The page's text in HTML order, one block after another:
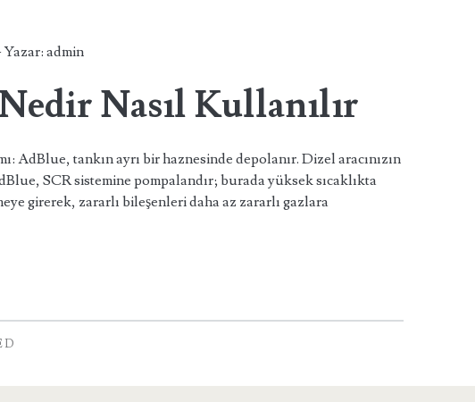
Yazar:admin
Nasıl Kullanılır
AdBlue, tankın ayrı bir haznesinde depolanır. Dizel aracınızın
SCR sistemine pompalandır; burada yüksek sıcaklıkta
girerek, zararlı bileşenleri daha az zararlı gazlara